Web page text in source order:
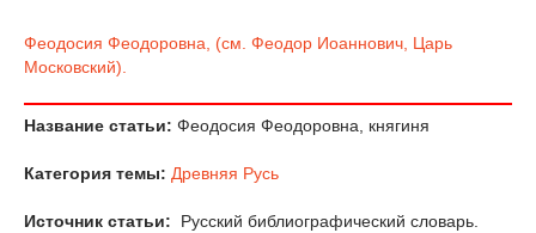
Феодосия Феодоровна, (см. Феодор Иоаннович, Царь
Московский).
Название статьи: Феодосия Феодоровна, княгиня
Категория темы: Древняя Русь
Источник статьи:
Русский библиографический словарь.